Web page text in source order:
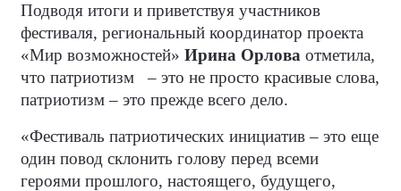
Подводя итоги и приветствуя участников
фестиваля, региональный координатор проекта
«Мир возможностей» Ирина Орлова отметила,
что патриотизм
– это не просто красивые слова,
патриотизм – это прежде всего дело.
«Фестиваль патриотических инициатив – это еще
один повод склонить голову перед всеми
героями прошлого, настоящего, будущего,